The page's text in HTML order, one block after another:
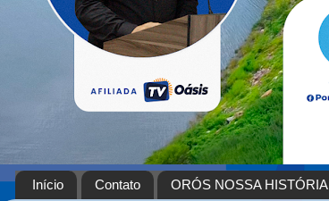
Início Contato ORÓS NOSSA HISTÓRIA